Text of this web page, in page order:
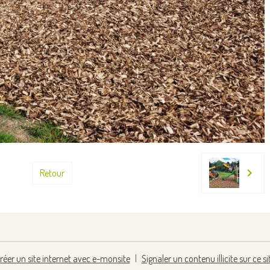
Retour
un site internet avec e-monsite Signaler un contenu illicite sur ce